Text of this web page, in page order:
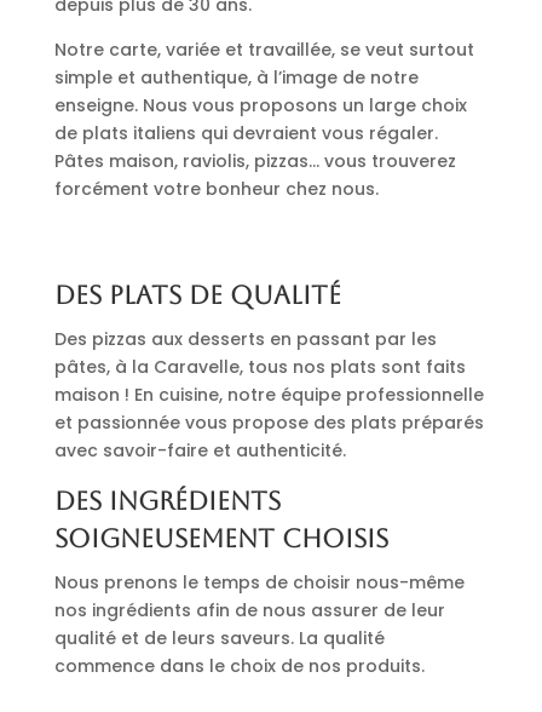
depuis plus de 30 ans.
Notre carte, variée et travaillée, se veut surtout
simple et authentique, à l’image de notre
enseigne. Nous vous proposons un large choix
de plats italiens qui devraient vous régaler.
Pâtes maison, raviolis, pizzas… vous trouverez
forcément votre bonheur chez nous.
Des plats de qualité
Des pizzas aux desserts en passant par les
pâtes, à la Caravelle, tous nos plats sont faits
maison ! En cuisine, notre équipe professionnelle
et passionnée vous propose des plats préparés
avec savoir-faire et authenticité.
Des ingrédients
soigneusement choisis
Nous prenons le temps de choisir nous-même
nos ingrédients afin de nous assurer de leur
qualité et de leurs saveurs. La qualité
commence dans le choix de nos produits.